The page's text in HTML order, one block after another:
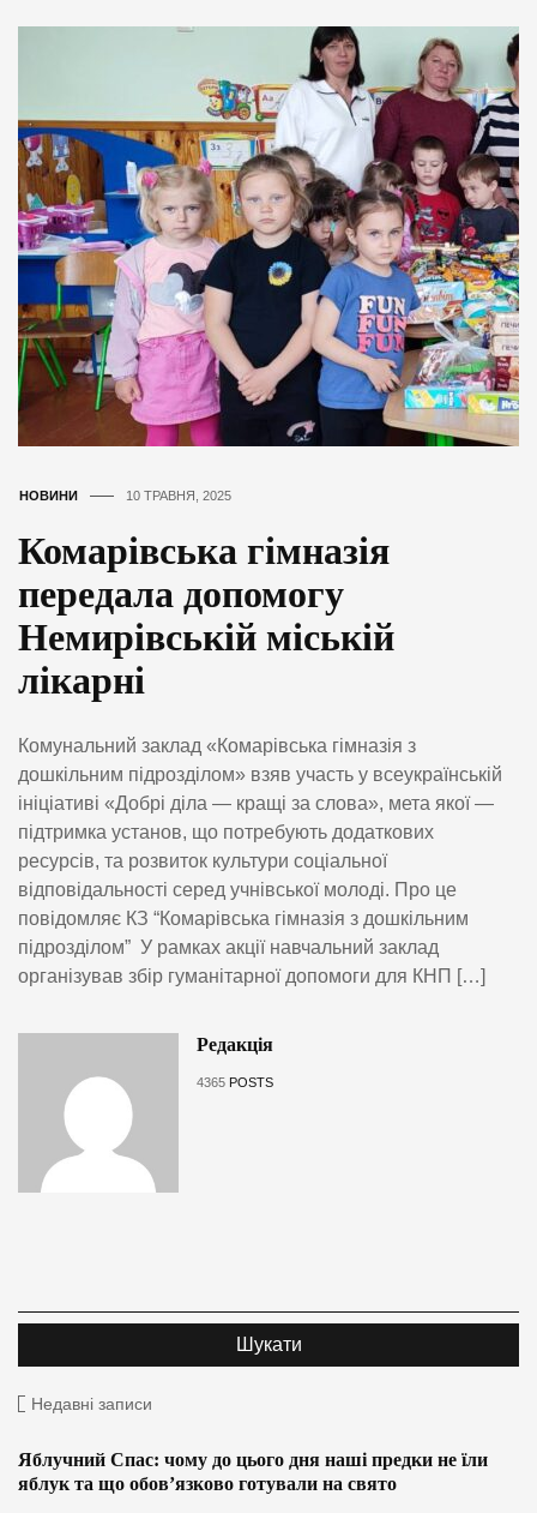
НОВИНИ 10 ТРАВНЯ, 2025
Комарівська гімназія
передала допомогу
Немирівській міській
лікарні
Комунальний заклад «Комарівська гімназія з
дошкільним підрозділом» взяв участь у всеукраїнській
ініціативі «Добрі діла — кращі за слова», мета якої —
підтримка установ, що потребують додаткових
ресурсів, та розвиток культури соціальної
відповідальності серед учнівської молоді. Про це
повідомляє КЗ “Комарівська гімназія з дошкільним
підрозділом” У рамках акції навчальний заклад
організував збір гуманітарної допомоги для КНП […]
Редакція
4365 POSTS
Недавні записи
Яблучний Спас: чому до цього дня наші предки не їли
яблук та що обов’язково готували на свято